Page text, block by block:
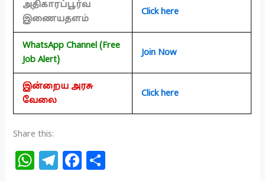
அதிகாரப்பூர்வ
இணையதளம்
Click here
WhatsApp Channel (Free
Job Alert)
Join Now
இன்றைய அரசு
வேலை
Click here
Share this:
W T
F